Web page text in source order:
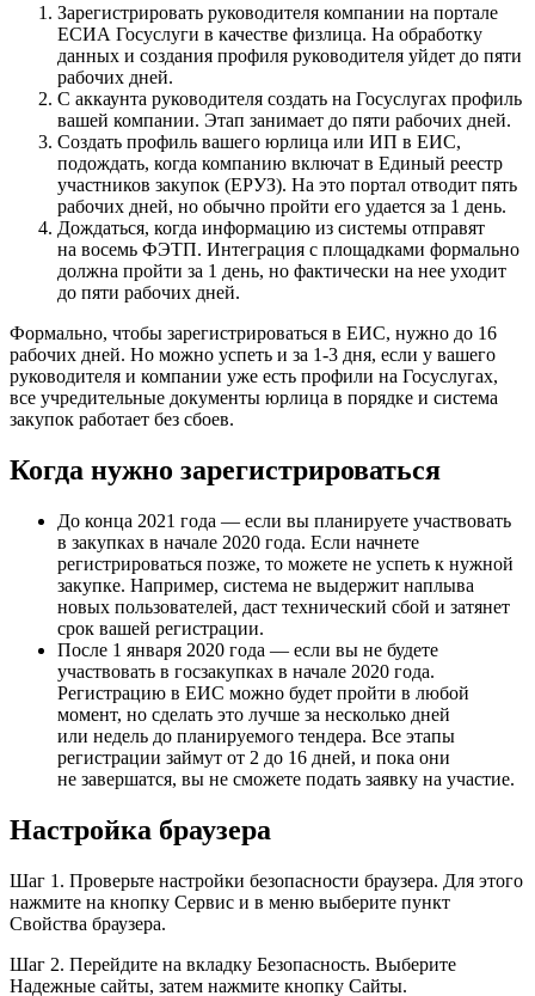
Зарегистрировать руководителя компании на портале
ЕСИА Госуслуги в качестве физлица. На обработку
данных и создания профиля руководителя уйдет до пяти
рабочих дней.
С аккаунта руководителя создать на Госуслугах профиль
вашей компании. Этап занимает до пяти рабочих дней.
Создать профиль вашего юрлица или ИП в ЕИС,
подождать, когда компанию включат в Единый реестр
участников закупок (ЕРУЗ). На это портал отводит пять
рабочих дней, но обычно пройти его удается за 1 день.
Дождаться, когда информацию из системы отправят
на восемь ФЭТП. Интеграция с площадками формально
должна пройти за 1 день, но фактически на нее уходит
до пяти рабочих дней.
Формально, чтобы зарегистрироваться в ЕИС, нужно до 16
рабочих дней. Но можно успеть и за 1-3 дня, если у вашего
руководителя и компании уже есть профили на Госуслугах,
все учредительные документы юрлица в порядке и система
закупок работает без сбоев.
Когда нужно зарегистрироваться
До конца 2021 года — если вы планируете участвовать
в закупках в начале 2020 года. Если начнете
регистрироваться позже, то можете не успеть к нужной
закупке. Например, система не выдержит наплыва
новых пользователей, даст технический сбой и затянет
срок вашей регистрации.
После 1 января 2020 года — если вы не будете
участвовать в госзакупках в начале 2020 года.
Регистрацию в ЕИС можно будет пройти в любой
момент, но сделать это лучше за несколько дней
или недель до планируемого тендера. Все этапы
регистрации займут от 2 до 16 дней, и пока они
не завершатся, вы не сможете подать заявку на участие.
Настройка браузера
Шаг 1. Проверьте настройки безопасности браузера. Для этого
нажмите на кнопку Сервис и в меню выберите пункт
Свойства браузера.
Шаг 2. Перейдите на вкладку Безопасность. Выберите
Надежные сайты, затем нажмите кнопку Сайты.